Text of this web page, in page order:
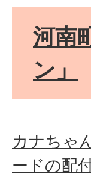
河南
ン」
カナちゃ
ードの配付